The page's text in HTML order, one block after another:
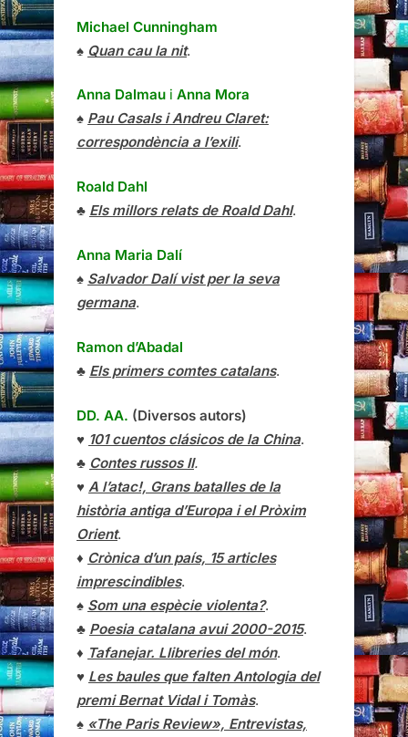
Michael Cunningham
♠ Quan cau la nit.
Anna Dalmau i Anna Mora
♠ Pau Casals i Andreu Claret:
correspondència a l’exili.
Roald Dahl
♣ Els millors relats de Roald Dahl.
Anna Maria Dalí
♠ Salvador Dalí vist per la seva
germana.
Ramon d’Abadal
♣ Els primers comtes catalans.
DD. AA. (Diversos autors)
♥ 101 cuentos clásicos de la China.
♣ Contes russos II.
♥ A l’atac!, Grans batalles de la
història antiga d’Europa i el Pròxim
Orient.
♦ Crònica d’un país, 15 articles
imprescindibles.
♠ Som una espècie violenta?.
♣ Poesia catalana avui 2000-2015.
♦ Tafanejar. Llibreries del món.
♥ Les baules que falten Antologia del
premi Bernat Vidal i Tomàs.
♠ «The Paris Review», Entrevistas,